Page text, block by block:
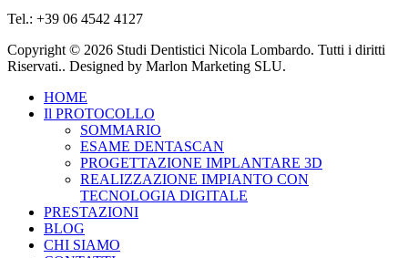
Tel.: +39 06 4542 4127
Copyright © 2026 Studi Dentistici Nicola Lombardo. Tutti i diritti
Riservati.. Designed by Marlon Marketing SLU.
HOME
Il PROTOCOLLO
SOMMARIO
ESAME DENTASCAN
PROGETTAZIONE IMPLANTARE 3D
REALIZZAZIONE IMPIANTO CON
TECNOLOGIA DIGITALE
PRESTAZIONI
BLOG
CHI SIAMO